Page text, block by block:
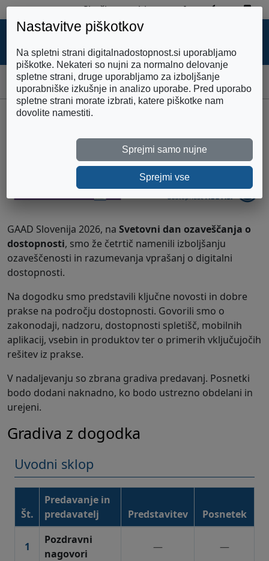
Nastavitve piškotkov
Na spletni strani digitalnadostopnost.si uporabljamo
piškotke. Nekateri so nujni za normalno delovanje
spletne strani, druge uporabljamo za izboljšanje
uporabniške izkušnje in analizo uporabe. Pred uporabo
spletne strani morate izbrati, katere piškotke nam
dovolite namestiti.
Sprejmi samo nujne
Sprejmi vse
Skoči na vsebino Zemljevid strani
Preklopi
DIGITALNA
DOSTOPNOST
Domov GAAD Slovenija 2026 – Gradiva dogodka
GAAD Slovenija 2026 –
Gradiva dogodka
GAAD Slovenija 2026, na Svetovni dan ozaveščanja o
dostopnosti, smo že četrtič namenili izboljšanju
ozaveščenosti in razumevanja vprašanj o digitalni
dostopnosti.
Na dogodku smo predstavili ključne novosti in dobre
prakse na področju dostopnosti. Govorili smo o
zakonodaji, nadzoru, dostopnosti spletišč, mobilnih
aplikacij, vsebin in produktov ter o primerih vključujočih
rešitev iz prakse.
V nadaljevanju so zbrana gradiva predavanj. Posnetki
bodo dodani naknadno, ko bodo ustrezno obdelani in
urejeni.
Gradiva z dogodka
Uvodni sklop
Uvodni sklop – gradiva in posnetki
Št.
Predavanje in
predavatelj
Predstavitev Posnetek
1
Pozdravni
nagovori
— —